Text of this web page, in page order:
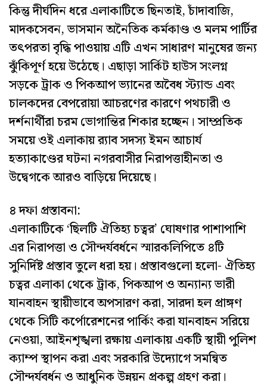
​কিন্তু দীর্ঘদিন ধরে এলাকাটিতে ছিনতাই, চাঁদাবাজি,
মাদকসেবন, ভাসমান অনৈতিক কর্মকাণ্ড ও মলম পার্টির
তৎপরতা বৃদ্ধি পাওয়ায় এটি এখন সাধারণ মানুষের জন্য
ঝুঁকিপূর্ণ হয়ে উঠেছে। এছাড়া সার্কিট হাউস সংলগ্ন
সড়কে ট্রাক ও পিকআপ ভ্যানের অবৈধ স্ট্যান্ড এবং
চালকদের বেপরোয়া আচরণের কারণে পথচারী ও
দর্শনার্থীরা চরম ভোগান্তির শিকার হচ্ছেন। সাম্প্রতিক
সময়ে ওই এলাকায় র‍্যাব সদস্য ইমন আচার্য
হত্যাকাণ্ডের ঘটনা নগরবাসীর নিরাপত্তাহীনতা ও
উদ্বেগকে আরও বাড়িয়ে দিয়েছে।
​৪ দফা প্রস্তাবনা:
​এলাকাটিকে ‘ছিলটি ঐতিহ্য চত্বর’ ঘোষণার পাশাপাশি
এর নিরাপত্তা ও সৌন্দর্যবর্ধনে স্মারকলিপিতে ৪টি
সুনির্দিষ্ট প্রস্তাব তুলে ধরা হয়। প্রস্তাবগুলো হলো- ঐতিহ্য
চত্বর এলাকা থেকে ট্রাক, পিকআপ ও অন্যান্য ভারী
যানবাহন স্থায়ীভাবে অপসারণ করা, সারদা হল প্রাঙ্গণ
থেকে সিটি কর্পোরেশনের পার্কিং করা যানবাহন সরিয়ে
নেওয়া, আইনশৃঙ্খলা রক্ষায় এলাকায় একটি স্থায়ী পুলিশ
ক্যাম্প স্থাপন করা এবং সরকারি উদ্যোগে সমন্বিত
সৌন্দর্যবর্ধন ও আধুনিক উন্নয়ন প্রকল্প গ্রহণ করা।